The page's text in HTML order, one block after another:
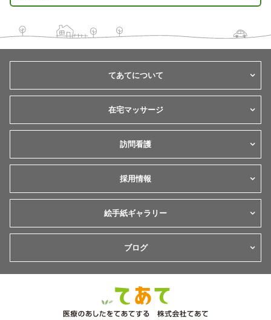
てあてについて
在宅マッサージ
訪問看護
採用情報
絵手紙ギャラリー
ブログ